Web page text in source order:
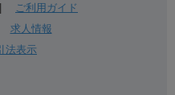
ご利用ガイド
求人情報
法表示